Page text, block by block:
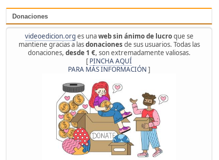
Donaciones
videoedicion.org es unaweb sin ánimo de lucroque se
mantiene gracias a lasdonaciones de sus usuarios. Todas las
donaciones, desde 1 €, son extremadamente valiosas.
[ PINCHA AQUÍ
PARA MÁS INFORMACIÓN ]